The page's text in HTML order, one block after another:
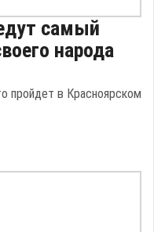
самый
народа
пройдет в Красноярском